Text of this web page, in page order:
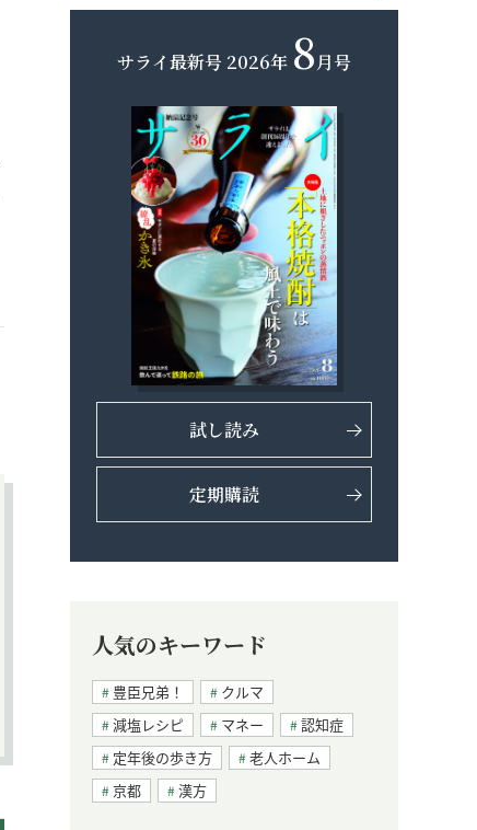
サライ最新号 2026年 8月号
試し読み
定期購読
人気のキーワード
豊臣兄弟！
クルマ
減塩レシピ
マネー
認知症
定年後の歩き方
老人ホーム
京都
漢方